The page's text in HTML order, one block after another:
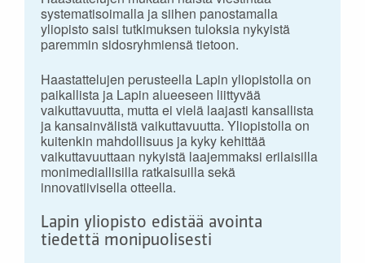
systematisoimalla ja siihen panostamalla
yliopisto saisi tutkimuksen tuloksia nykyistä
paremmin sidosryhmiensä tietoon.
Haastattelujen perusteella Lapin yliopistolla on
paikallista ja Lapin alueeseen liittyvää
vaikuttavuutta, mutta ei vielä laajasti kansallista
ja kansainvälistä vaikuttavuutta. Yliopistolla on
kuitenkin mahdollisuus ja kyky kehittää
vaikuttavuuttaan nykyistä laajemmaksi erilaisilla
monimediallisilla ratkaisuilla sekä
innovatiivisella otteella.
Lapin yliopisto edistää avointa
tiedettä monipuolisesti